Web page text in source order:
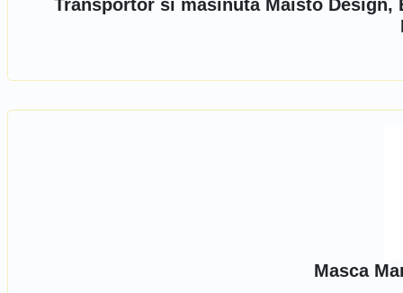
Transportor si masinuta Maisto Design,
Masca